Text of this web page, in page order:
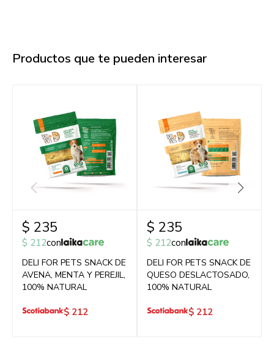
Productos que te pueden interesar
$ 235
$ 212con
DELI FOR PETS SNACK DE
AVENA, MENTA Y PEREJIL,
100% NATURAL
$ 212
$ 235
$ 212con
DELI FOR PETS SNACK DE
QUESO DESLACTOSADO,
100% NATURAL
$ 212